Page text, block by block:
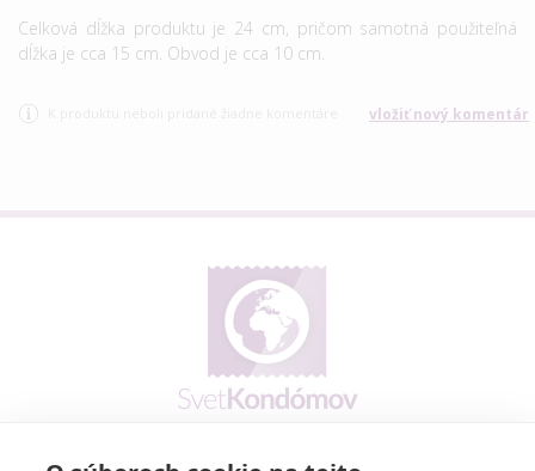
Celková dĺžka produktu je 24 cm, pričom samotná použiteľná
dĺžka je cca 15 cm. Obvod je cca 10 cm.
vložiť nový komentár